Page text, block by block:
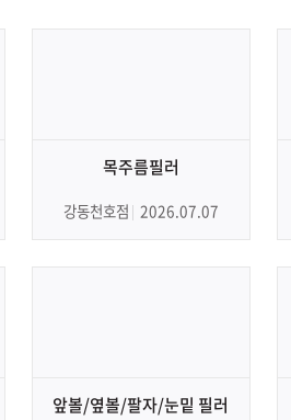
목주름필러
강동천호점 2026.07.07
앞볼/옆볼/팔자/눈밑 필러